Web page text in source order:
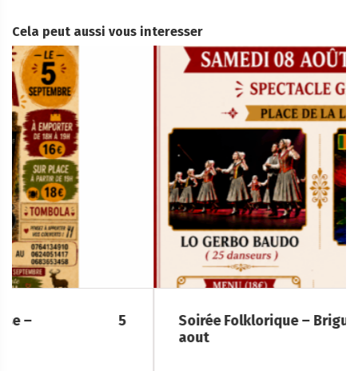
Cela peut aussi vous interesser
Soirée Folklorique – Brigueuil – Samedi 08